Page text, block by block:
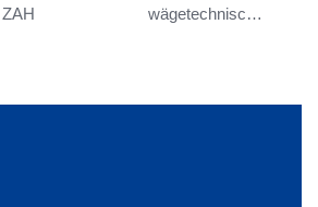
wägetechnischer